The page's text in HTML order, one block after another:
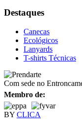
Destaques
Canecas
Ecológicos
Lanyards
T-shirts Técnicas
Com sede no
Membro de:
BY CLICA